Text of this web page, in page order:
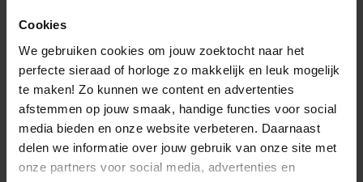
Cookies
We gebruiken cookies om jouw zoektocht naar het
perfecte sieraad of horloge zo makkelijk en leuk mogelijk
te maken! Zo kunnen we content en advertenties
afstemmen op jouw smaak, handige functies voor social
media bieden en onze website verbeteren. Daarnaast
delen we informatie over jouw gebruik van onze site met
onze partners voor social media, advertenties en
MEER VAN BUDDHA TO BUDDHA
139,00
BUDDHA TO BUDDHA
CREOLEN 489 ELLEN
SMALL EARRINGS
149,00
BUDDHA TO BUDDHA
CREOLEN 440 ESTHER
SMALL EARRING